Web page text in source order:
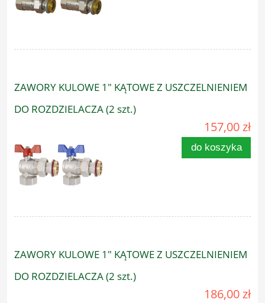
ZAWORY KULOWE 1" KĄTOWE Z USZCZELNIENIEM
DO ROZDZIELACZA (2 szt.)
157,00 zł
do koszyka
ZAWORY KULOWE 1" KĄTOWE Z USZCZELNIENIEM
DO ROZDZIELACZA (2 szt.)
186,00 zł